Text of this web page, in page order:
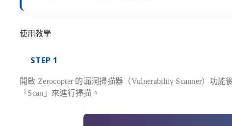
使用教學
STEP 1
開啟 Zerocopter 的漏洞掃描器（Vulnerability Scanner）功
「Scan」來進行掃描。